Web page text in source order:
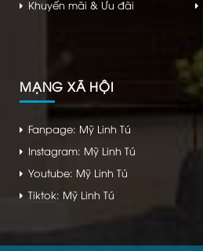
Khuyến mãi & Ưu đãi
MẠNG XÃ HỘI
Fanpage: Mỹ Linh Tú
Instagram: Mỹ Linh Tú
Youtube: Mỹ Linh Tú
Tiktok: Mỹ Linh Tú